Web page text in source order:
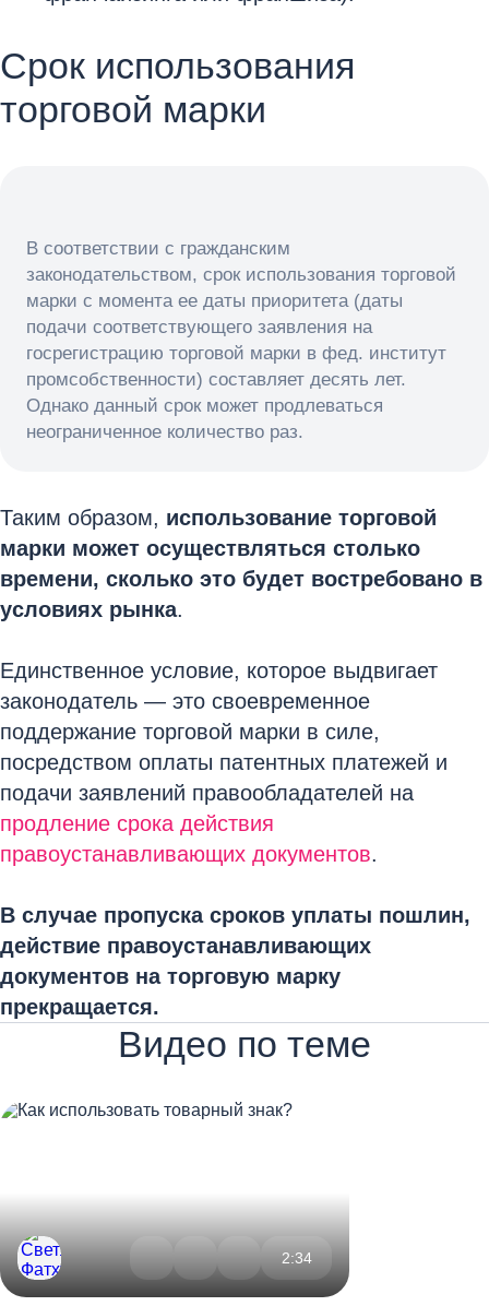
Срок использования
торговой марки
В соответствии с гражданским
законодательством, срок использования торговой
марки с момента ее даты приоритета (даты
подачи соответствующего заявления на
госрегистрацию торговой марки в фед. институт
промсобственности) составляет десять лет.
Однако данный срок может продлеваться
неограниченное количество раз.
Таким образом, использование торговой
марки может осуществляться столько
времени, сколько это будет востребовано в
условиях рынка.
Единственное условие, которое выдвигает
законодатель — это своевременное
поддержание торговой марки в силе,
посредством оплаты патентных платежей и
подачи заявлений правообладателей на
продление срока действия
правоустанавливающих документов.
В случае пропуска сроков уплаты пошлин,
действие правоустанавливающих
документов на торговую марку
прекращается.
Видео по теме
2:34